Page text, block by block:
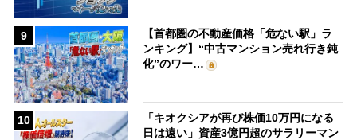
9
【首都圏の不動産価格「危ない駅」ラ
ンキング】“中古マンション売れ行き鈍
化”のワー…
10
「キオクシアが再び株価10万円になる
日は遠い」資産3億円超のサラリーマン